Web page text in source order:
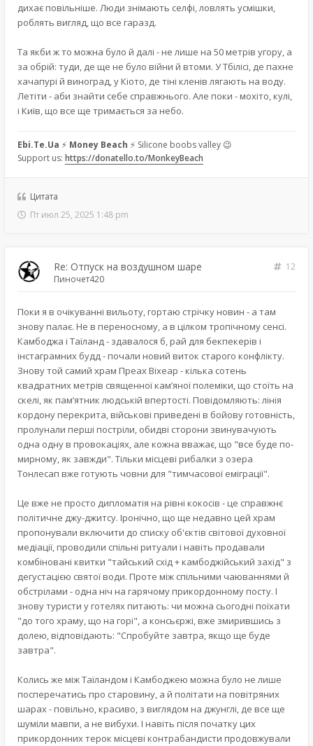
дихає повільніше. Люди знімають селфі, ловлять усмішки,
роблять вигляд, що все гаразд.
Та якби ж то можна було й далі - не лише на 50 метрів угору, а
за обрій: туди, де ще не було війни й втоми. У Тбілісі, де пахне
хачапурі й виноград, у Кіото, де тіні кленів лягають на воду.
Летіти - аби знайти себе справжнього. Але поки - мохіто, кулі,
і Київ, що все ще тримається за небо.
Ebi.Te.Ua ⚡ Money Beach ⚡ Silicone boobs valley 😉
Support us: https://donatello.to/MonkeyBeach
Цитата
Пт июл 25, 2025 1:48 pm
Re: Отпуск на воздушном шаре
12
Пиночет420
Поки я в очікуванні вильоту, гортаю стрічку новин - а там
знову палає. Не в переносному, а в цілком тропічному сенсі.
Камбоджа і Таїланд - здавалося б, рай для бекпекерів і
інстаграмних будд - почали новий виток старого конфлікту.
Знову той самий храм Преах Віхеар - кілька сотень
квадратних метрів священної кам’яної полеміки, що стоїть на
скелі, як пам’ятник людській впертості. Повідомляють: лінія
кордону перекрита, військові приведені в бойову готовність,
пролунали перші постріли, обидві сторони звинувачують
одна одну в провокаціях, але кожна вважає, що "все буде по-
мирному, як завжди". Тільки місцеві рибалки з озера
Тонлесап вже готують човни для "тимчасової еміграції".
Це вже не просто дипломатія на рівні кокосів - це справжнє
політичне джу-джитсу. Іронічно, що ще недавно цей храм
пропонували включити до списку об'єктів світової духовної
медіації, проводили спільні ритуали і навіть продавали
комбіновані квитки "тайський схід + камбоджійський захід" з
дегустацією святої води. Проте між спільними чаюваннями й
обстрілами - одна ніч на гарячому прикордонному посту. І
знову туристи у готелях питають: чи можна сьогодні поїхати
"до того храму, що на горі", а консьєржі, вже змирившись з
долею, відповідають: "Спробуйте завтра, якщо ще буде
завтра".
Колись же між Таїландом і Камбоджею можна було не лише
посперечатись про старовину, а й політати на повітряних
шарах - повільно, красиво, з виглядом на джунглі, де все ще
шуміли мавпи, а не вибухи. І навіть після початку цих
прикордонних терок місцеві контрабандисти продовжували